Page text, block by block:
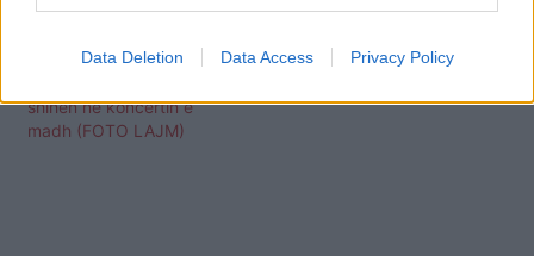
Data Deletion Data Access Privacy Policy
skena, Irma dhe Eranda
shihen në koncertin e
madh (FOTO LAJM)